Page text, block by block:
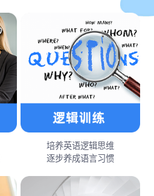
培养英语逻辑思维
逐步养成语言习惯